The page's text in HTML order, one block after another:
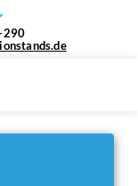
290